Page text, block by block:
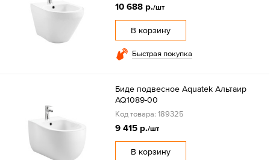
10 688 р./шт
В корзину
Быстрая покупка
Биде подвесное Aquatek Альтаир
AQ1089-00
Код товара: 189325
9 415 р./шт
В корзину